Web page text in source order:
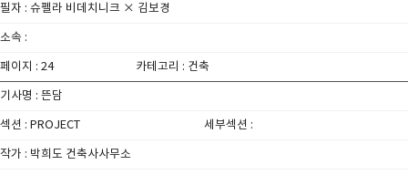
필자 : 슈펠라 비데치니크 × 김보경
소속 :
페이지 : 24 카테고리 : 건축
기사명 : 뜬담
섹션 : PROJECT 세부섹션 :
작가 : 박희도 건축사사무소